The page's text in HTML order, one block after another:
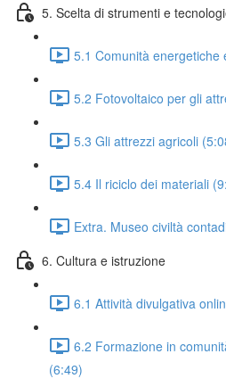
5. Scelta di strumenti e
5.1 Comunità energetiche
5.2 Fotovoltaico per gli
5.3 Gli attrezzi agricoli
5.4 Il riciclo dei materiali
Extra. Museo civiltà
6. Cultura e istruzione
6.1 Attività divulgativa
6.2 Formazione in
(6:49)